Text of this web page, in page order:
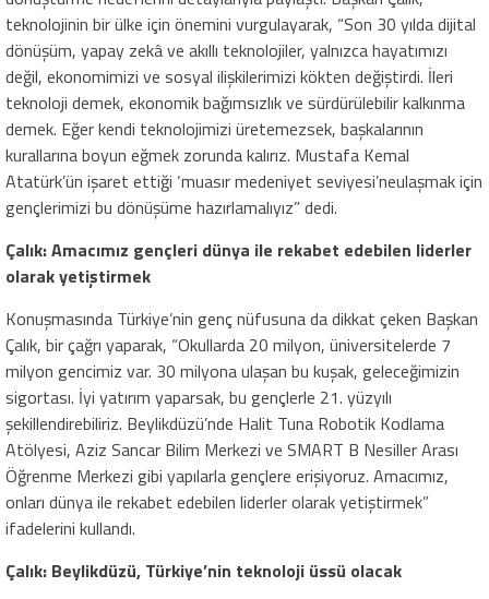
teknolojinin bir ülke için önemini vurgulayarak, “Son 30 yılda dijital
dönüşüm, yapay zekâ ve akıllı teknolojiler, yalnızca hayatımızı
değil, ekonomimizi ve sosyal ilişkilerimizi kökten değiştirdi. İleri
teknoloji demek, ekonomik bağımsızlık ve sürdürülebilir kalkınma
demek. Eğer kendi teknolojimizi üretemezsek, başkalarının
kurallarına boyun eğmek zorunda kalırız. Mustafa Kemal
Atatürk’ün işaret ettiği ‘muasır medeniyet seviyesi’neulaşmak için
gençlerimizi bu dönüşüme hazırlamalıyız” dedi.
Çalık: Amacımız gençleri dünya ile rekabet edebilen liderler
olarak yetiştirmek
Konuşmasında Türkiye’nin genç nüfusuna da dikkat çeken Başkan
Çalık, bir çağrı yaparak, “Okullarda 20 milyon, üniversitelerde 7
milyon gencimiz var. 30 milyona ulaşan bu kuşak, geleceğimizin
sigortası. İyi yatırım yaparsak, bu gençlerle 21. yüzyılı
şekillendirebiliriz. Beylikdüzü’nde Halit Tuna Robotik Kodlama
Atölyesi, Aziz Sancar Bilim Merkezi ve SMART B Nesiller Arası
Öğrenme Merkezi gibi yapılarla gençlere erişiyoruz. Amacımız,
onları dünya ile rekabet edebilen liderler olarak yetiştirmek”
ifadelerini kullandı.
Çalık: Beylikdüzü, Türkiye’nin teknoloji üssü olacak